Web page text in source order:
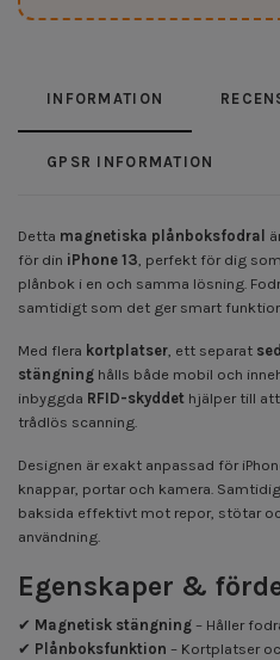
INFORMATION
GPSR INFORMATION
Detta magnetiska plånboksfodral
för din iPhone 13, perfekt för dig
plånbok i en och samma lösning.
samtidigt som det ger smart
Med flera kortplatser, ett separat
stängning hålls både mobil och
inbyggda RFID-skyddet hjälper till
trådlös scanning.
Designen är exakt anpassad för
knappar, portar och kamera.
baksida effektivt mot repor, stötar
användning.
Egenskaper &
✔ Magnetisk stängning – Håller
✔ Plånboksfunktion – Kortplatser